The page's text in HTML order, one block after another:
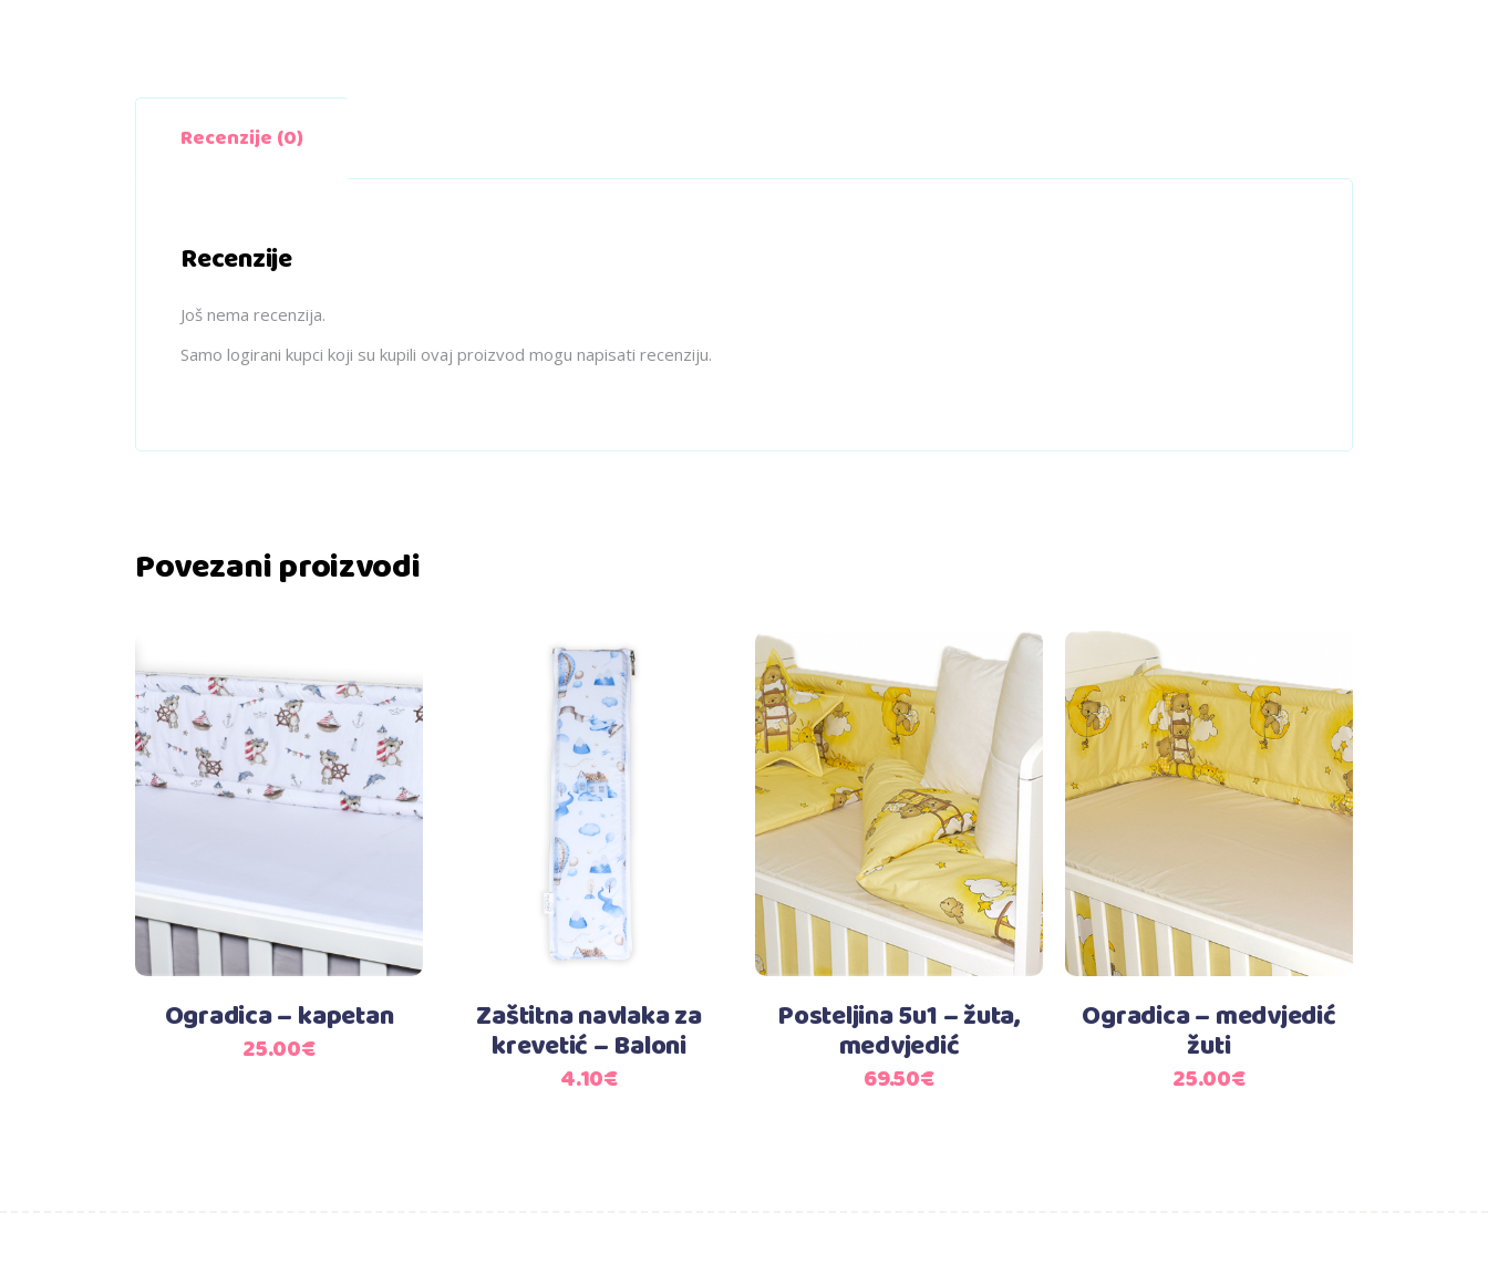
Recenzije (0)
Recenzije
Još nema recenzija.
Samo logirani kupci koji su kupili ovaj proizvod mogu napisati recenziju.
Povezani proizvodi
Dodaj u košaricu
Ogradica – kapetan
25.00€
Dodaj u košaricu
Zaštitna navlaka za
krevetić – Baloni
4.10€
Dodaj u košaricu
Posteljina 5u1 – žuta,
medvjedić
69.50€
Dodaj u košaricu
Ogradica – medvjedić
žuti
25.00€